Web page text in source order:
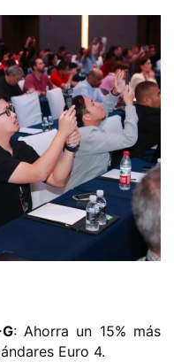
​: Ahorra un 15% más
Euro 4.